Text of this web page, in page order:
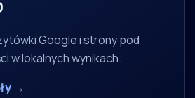
Google i strony pod
w lokalnych wynikach.
→